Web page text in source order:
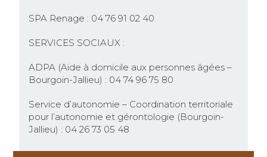
SPA Renage : 04 76 91 02 40
SERVICES SOCIAUX :
ADPA (Aide à domicile aux personnes âgées –
Bourgoin-Jallieu) : 04 74 96 75 80
Service d’autonomie – Coordination territoriale
pour l’autonomie et gérontologie (Bourgoin-
Jallieu) : 04 26 73 05 48